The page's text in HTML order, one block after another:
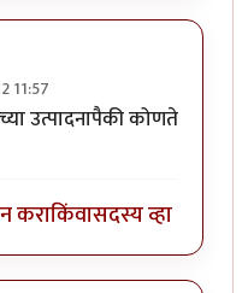
11:57
परिकथेतील राजकुमार
उत्पादनापैकी कोणते
कराकिंवासदस्य व्हा